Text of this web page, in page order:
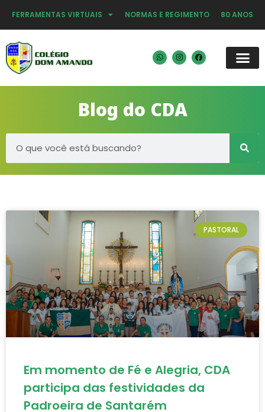
FERRAMENTAS VIRTUAIS NORMAS E REGIMENTO 80 ANOS
Blog do CDA
PASTORAL
Em momento de Fé e Alegria, CDA
participa das festividades da
Padroeira de Santarém